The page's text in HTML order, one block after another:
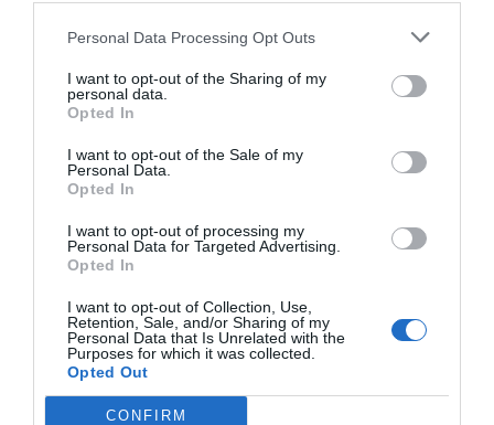
Personal Data Processing Opt Outs
I want to opt-out of the Sharing of my
personal data.
Opted In
I want to opt-out of the Sale of my
Personal Data.
Opted In
I want to opt-out of processing my
Personal Data for Targeted Advertising.
Opted In
I want to opt-out of Collection, Use,
Retention, Sale, and/or Sharing of my
Personal Data that Is Unrelated with the
Purposes for which it was collected.
Opted Out
CONFIRM
podróżnych.
Najlepsze dzielnice na nocleg
Jeśli szukasz wygody i bliskości do atrakcji
turystycznych, rozważ dzielnicę Museumplein,
gdzie znajdują się najważniejsze muzea i galerie
sztuki. Inne popularne dzielnice to Jordaan, dobrze
lokalnych knajpek i atmosfery artystycznej. Każda z
tych lokalizacji ma swoje unikalne cechy, które
mogą pasować do Twojego stylu podróży.
Jakie są najlepsze miesiące na wizytę w
Amsterdamie?